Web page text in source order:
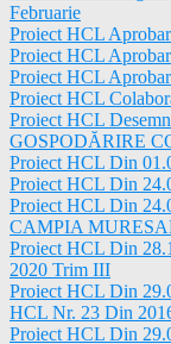
Februarie
Proiect HCL
Proiect HCL
Proiect HCL
Proiect HCL
Proiect HCL
GOSPODĂRIRE
Proiect HCL Din
Proiect HCL Din
Proiect HCL Din
CAMPIA
Proiect HCL Din
2020 Trim III
Proiect HCL Din
HCL Nr. 23 Din
Proiect HCL Din